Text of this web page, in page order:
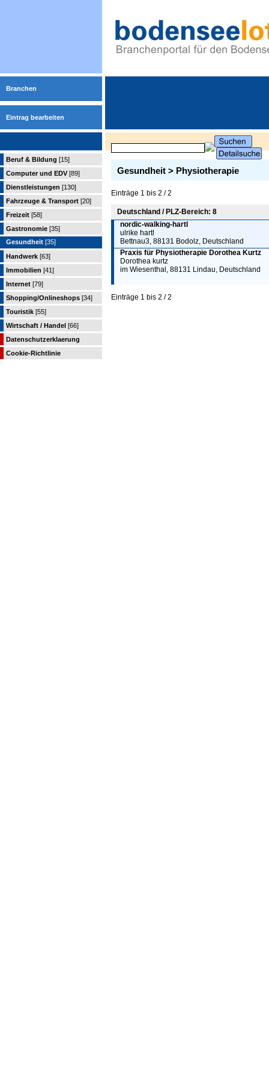
Branchen
Eintrag bearbeiten
Beruf & Bildung [15]
Computer und EDV [89]
Dienstleistungen [130]
Fahrzeuge & Transport [20]
Freizeit [58]
Gastronomie [35]
Gesundheit [35]
Handwerk [63]
Immobilien [41]
Internet [79]
Shopping/Onlineshops [34]
Touristik [55]
Wirtschaft / Handel [66]
Datenschutzerklaerung
Cookie-Richtlinie
Gesundheit > Physiotherapie
Einträge 1 bis 2 / 2
Deutschland / PLZ-Bereich: 8
nordic-walking-hartl
ulrike hartl
Bettnau3, 88131 Bodolz, Deutschland
Praxis für Physiotherapie Dorothea Kurtz
Dorothea kurtz
im Wiesenthal, 88131 Lindau, Deutschland
Einträge 1 bis 2 / 2